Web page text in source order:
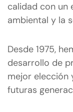
calidad con un
ambiental y la
Desde 1975,
desarrollo de
mejor elección
futuras